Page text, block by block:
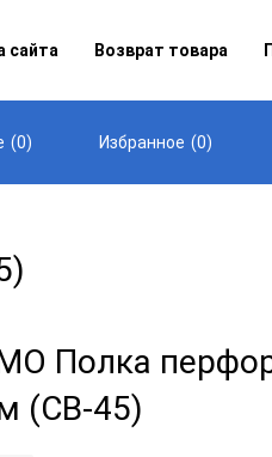
сайта Возврат товара
(0) Избранное (0)
Полка
(СВ-45)